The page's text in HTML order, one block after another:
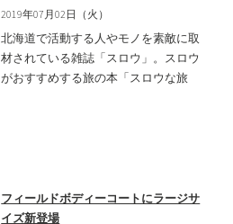
2019年07月02日（火）
北海道で活動する人やモノを素敵に取
材されている雑誌「スロウ」。スロウ
がおすすめする旅の本「スロウな旅
フィールドボディーコートにラージサ
イズ新登場